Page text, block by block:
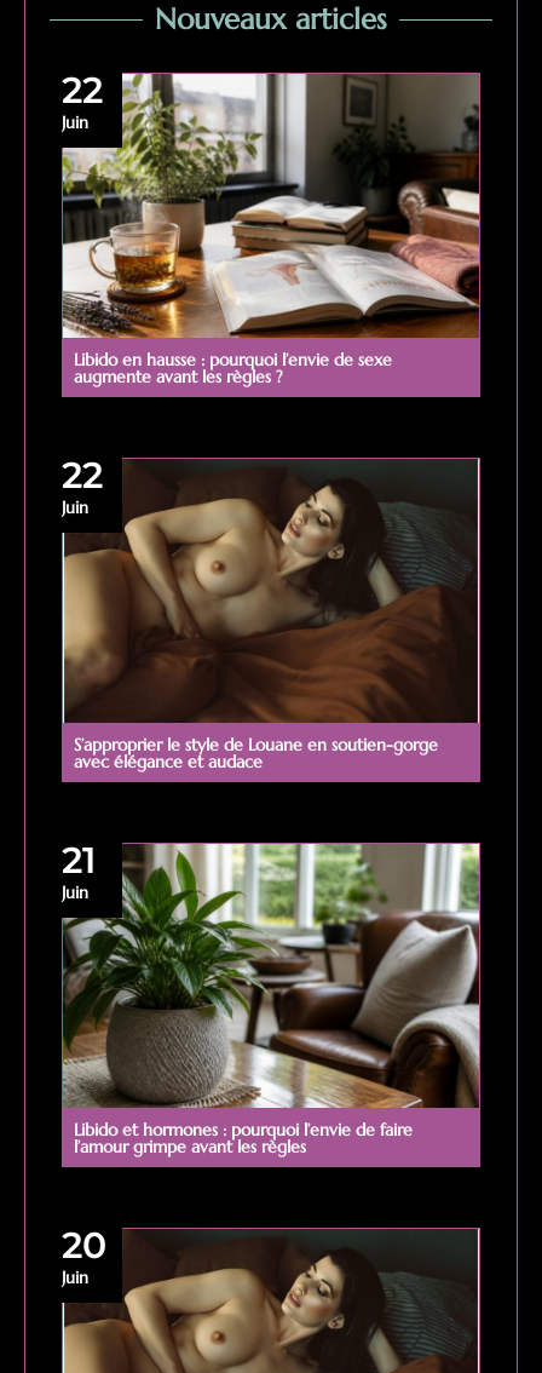
Nouveaux articles
22
Juin
Libido en hausse : pourquoi l’envie de sexe
augmente avant les règles ?
22
Juin
S’approprier le style de Louane en soutien-gorge
avec élégance et audace
21
Juin
Libido et hormones : pourquoi l’envie de faire
l’amour grimpe avant les règles
20
Juin